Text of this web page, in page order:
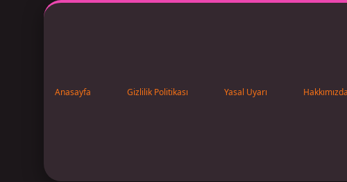
Anasayfa Gizlilik Politikası Yasal Uyarı Hakkımızda